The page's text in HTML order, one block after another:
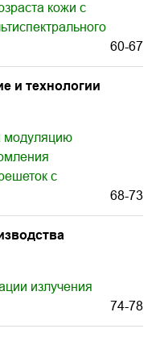
кожи с
60-67
и технологии
модуляцию
с
68-73
излучения
74-78